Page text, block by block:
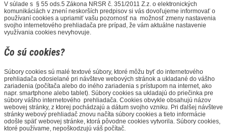
V súlade s § 55 ods.5 Zákona NRSR č. 351/2011 Z.z. o elektronických
komunikáciách v znení neskorších predpisov si vás dovoľujeme informovať o
používaní cookies a upriamiť vašu pozornosť na možnosť zmeny nastavenia
svojho internetového prehliadača pre prípad, že vám aktuálne nastavenie
využívania cookies nevyhovuje.
Čo sú cookies?
Súbory cookies sú malé textové súbory, ktoré môžu byť do internetového
prehliadača odosielané pri návšteve webových stránok a ukladané do vášho
zariadenia (počítača alebo do iného zariadenia s prístupom na internet, ako
napr. smartphone alebo tablet). Súbory cookies sa ukladajú do priečinka pre
súbory vášho internetového prehliadača. Cookies obvykle obsahujú názov
webovej stránky, z ktorej pochádzajú a dátum svojho vzniku. Pri ďalšej návšteve
stránky webový prehliadač znovu načíta súbory cookies a tieto informácie
odošle späť webovej stránke, ktorá pôvodne cookies vytvorila. Súbory cookies,
ktoré používame, nepoškodzujú váš počítač.